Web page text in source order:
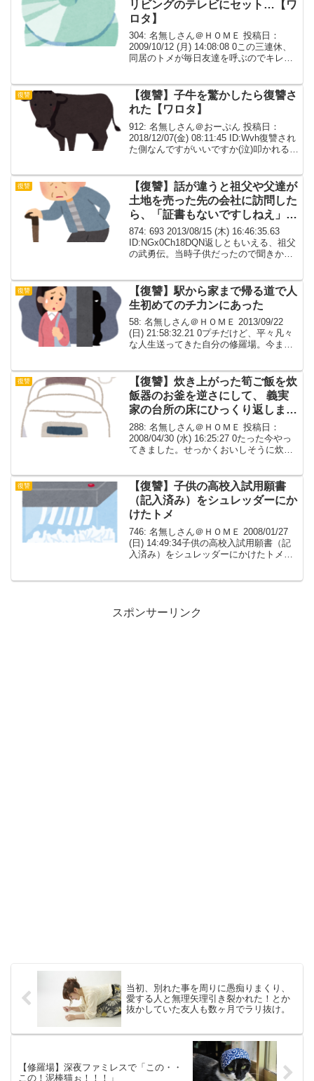
リビングのテレビにセット…【ワ
ロタ】
304: 名無しさん＠ＨＯＭＥ 投稿日：
2009/10/12 (月) 14:08:08 0この三連休、
同居のトメが毎日友達を呼ぶのでキレイ
ため」出ていかなければならなか...
復讐
【復讐】子牛を驚かしたら復讐さ
れた【ワロタ】
912: 名無しさん＠おーぷん 投稿日：
2018/12/07(金) 08:11:45 ID:Wvh復讐され
た側なんですがいいですか(泣)叩かれる覚
引先までは最寄り駅から...
復讐
【復讐】話が違うと祖父や父達が
土地を売った先の会社に訪問した
ら、「証書もないですしねえ」と
ヘラヘラ。
874: 693 2013/08/15 (木) 16:46:35.63
ID:NGx0Ch18DQN返しともいえる、祖父
の武勇伝。当時子供だったので聞きかじ
地を売った...
復讐
【復讐】駅から家まで帰る道で人
生初めてのチ力ンにあった
58: 名無しさん＠ＨＯＭＥ 2013/09/22
(日) 21:58:32.21 0プチだけど、平々凡々
な人生送ってきた自分の修羅場。今まで
なった時、駅から家まで帰る...
復讐
【復讐】炊き上がった筍ご飯を炊
飯器のお釜を逆さにして、 義実
家の台所の床にひっくり返しまし
た
288: 名無しさん＠ＨＯＭＥ 投稿日：
2008/04/30 (水) 16:25:27 0たった今やっ
てきました。せっかくおいしそうに炊き
ました。ほかほかの筍ご飯がまる...
復讐
【復讐】子供の高校入試用願書
（記入済み）をシュレッダーにか
けたトメ
746: 名無しさん＠ＨＯＭＥ 2008/01/27
(日) 14:49:34子供の高校入試用願書（記
入済み）をシュレッダーにかけたトメの
スポンサーリンク
当初、別れた事を周りに愚痴りまくり、
愛する人と無理矢理引き裂かれた！とか
抜かしていた友人も数ヶ月でラリ抜け。
【修羅場】深夜ファミレスで「この・・
この！泥棒猫ぉ！！！」